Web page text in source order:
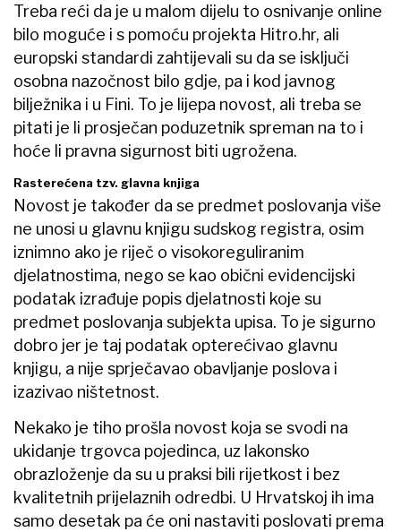
Treba reći da je u malom dijelu to osnivanje online
bilo moguće i s pomoću projekta Hitro.hr, ali
europski standardi zahtijevali su da se isključi
osobna nazočnost bilo gdje, pa i kod javnog
bilježnika i u Fini. To je lijepa novost, ali treba se
pitati je li prosječan poduzetnik spreman na to i
hoće li pravna sigurnost biti ugrožena.
Rasterećena tzv. glavna knjiga
Novost je također da se predmet poslovanja više
ne unosi u glavnu knjigu sudskog registra, osim
iznimno ako je riječ o visokoreguliranim
djelatnostima, nego se kao obični evidencijski
podatak izrađuje popis djelatnosti koje su
predmet poslovanja subjekta upisa. To je sigurno
dobro jer je taj podatak opterećivao glavnu
knjigu, a nije sprječavao obavljanje poslova i
izazivao ništetnost.
Nekako je tiho prošla novost koja se svodi na
ukidanje trgovca pojedinca, uz lakonsko
obrazloženje da su u praksi bili rijetkost i bez
kvalitetnih prijelaznih odredbi. U Hrvatskoj ih ima
samo desetak pa će oni nastaviti poslovati prema